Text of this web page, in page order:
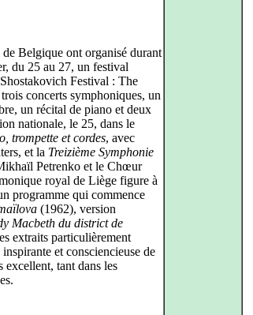
Belgique ont organisé durant
du 25 au 27, un festival
Festival : The
concerts symphoniques, un
un récital de piano et deux
nationale, le 25, dans le
trompette et cordes, avec
et la Treizième Symphonie
Petrenko et le Chœur
royal de Liège figure à
programme qui commence
(1962), version
Macbeth du district de
extraits particulièrement
et consciencieuse de
tant dans les